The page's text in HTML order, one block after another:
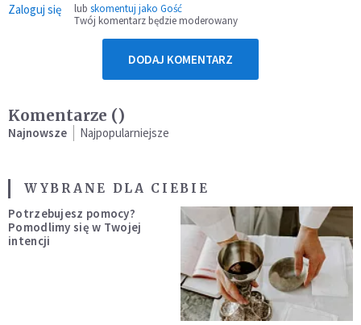
Zaloguj się lub skomentuj jako Gość
Twój komentarz będzie moderowany
DODAJ KOMENTARZ
Komentarze ()
Najnowsze Najpopularniejsze
WYBRANE DLA CIEBIE
Potrzebujesz pomocy?
Pomodlimy się w Twojej
intencji